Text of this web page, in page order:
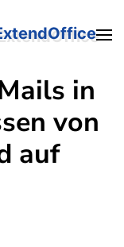
in
von
auf